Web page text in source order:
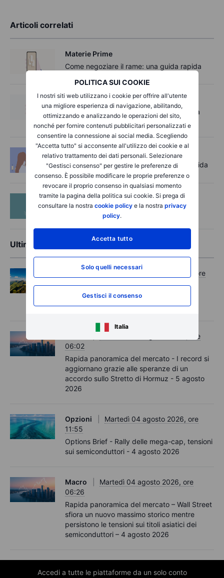
POLITICA SUI COOKIE
I nostri siti web utilizzano i cookie per offrire all'utente
una migliore esperienza di navigazione, abilitando,
ottimizzando e analizzando le operazioni del sito,
nonché per fornire contenuti pubblicitari personalizzati e
consentire la connessione ai social media. Scegliendo
"Accetta tutto" si acconsente all'utilizzo dei cookie e al
relativo trattamento dei dati personali. Selezionare
"Gestisci consenso" per gestire le preferenze di
consenso. È possibile modificare le proprie preferenze o
revocare il proprio consenso in qualsiasi momento
tramite la pagina della politica sui cookie. Si prega di
consultare la nostra cookie policye la nostra privacy
policy.
Accetta tutto
Solo quelli necessari
Gestisci il consenso
Italia
Articoli correlati
Materie Prime
Come negoziare il rame: una guida rapida
Materie Prime
Come fare trading sull’argento: una guida
rapida
Materie Prime
Come fare trading sull’oro: una guida rapida
Materie Prime
Come fare trading sul grano
Ultime analisi di mercato
Mercoledì 05 agosto 2026, ore
Options Brief - I record si estendono,
aumentano le coperture – 5 agosto 2026
Mercoledì 05 agosto 2026, ore
06:02
Rapida panoramica del mercato - I record si
aggiornano grazie alle speranze di un
accordo sullo Stretto di Hormuz - 5 agosto
2026
Opzioni
Martedì 04 agosto 2026, ore
11:55
Options Brief - Rally delle mega-cap, tensioni
sui semiconduttori - 4 agosto 2026
Macro
Martedì 04 agosto 2026, ore
06:26
Rapida panoramica del mercato – Wall Street
sfiora un nuovo massimo storico mentre
persistono le tensioni sui titoli asiatici dei
semiconduttori – 4 agosto 2026
Accedi a tutte le piattaforme da un solo conto